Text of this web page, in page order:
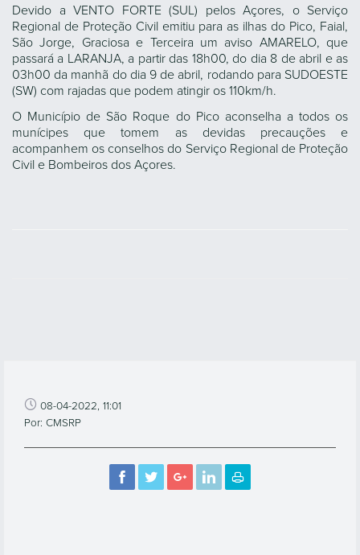
Devido a VENTO FORTE (SUL) pelos Açores, o Serviço
Regional de Proteção Civil emitiu para as ilhas do Pico, Faial,
São Jorge, Graciosa e Terceira um aviso AMARELO, que
passará a LARANJA, a partir das 18h00, do dia 8 de abril e as
03h00 da manhã do dia 9 de abril, rodando para SUDOESTE
(SW) com rajadas que podem atingir os 110km/h.
O Município de São Roque do Pico aconselha a todos os
munícipes que tomem as devidas precauções e
acompanhem os conselhos do Serviço Regional de Proteção
Civil e Bombeiros dos Açores.
08-04-2022, 11:01
Por: CMSRP